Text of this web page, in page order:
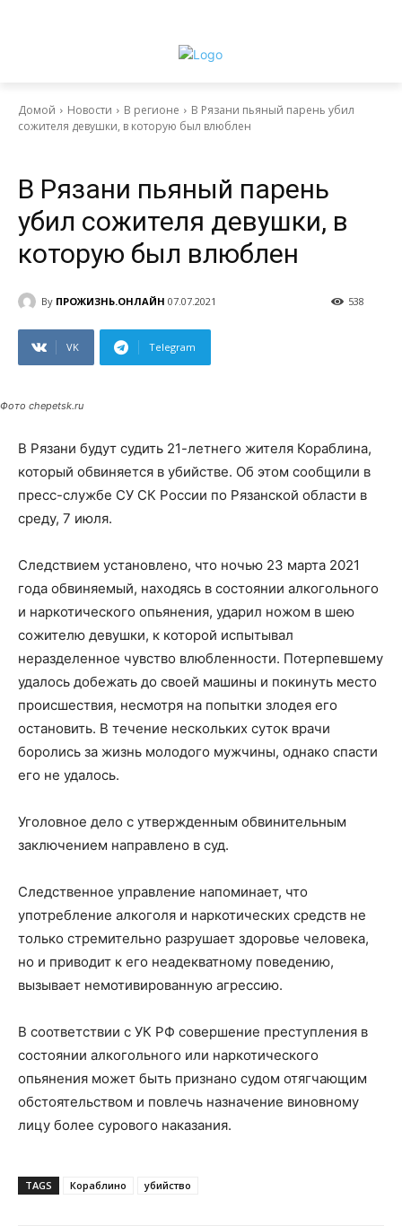
Домой Новости В регионе
В Рязани пьяный парень убил
сожителя девушки, в которую был влюблен
В Рязани пьяный парень
убил сожителя девушки, в
которую был влюблен
By ПРОЖИЗНЬ.ОНЛАЙН 07.07.2021 538
VK Telegram
Фото chepetsk.ru
В Рязани будут судить 21-летнего жителя Кораблина,
который обвиняется в убийстве. Об этом сообщили в
пресс-службе СУ СК России по Рязанской области в
среду, 7 июля.
Следствием установлено, что ночью 23 марта 2021
года обвиняемый, находясь в состоянии алкогольного
и наркотического опьянения, ударил ножом в шею
сожителю девушки, к которой испытывал
неразделенное чувство влюбленности. Потерпевшему
удалось добежать до своей машины и покинуть место
происшествия, несмотря на попытки злодея его
остановить. В течение нескольких суток врачи
боролись за жизнь молодого мужчины, однако спасти
его не удалось.
Уголовное дело с утвержденным обвинительным
заключением направлено в суд.
Следственное управление напоминает, что
употребление алкоголя и наркотических средств не
только стремительно разрушает здоровье человека,
но и приводит к его неадекватному поведению,
вызывает немотивированную агрессию.
В соответствии с УК РФ совершение преступления в
состоянии алкогольного или наркотического
опьянения может быть признано судом отягчающим
обстоятельством и повлечь назначение виновному
лицу более сурового наказания.
TAGS Кораблино убийство